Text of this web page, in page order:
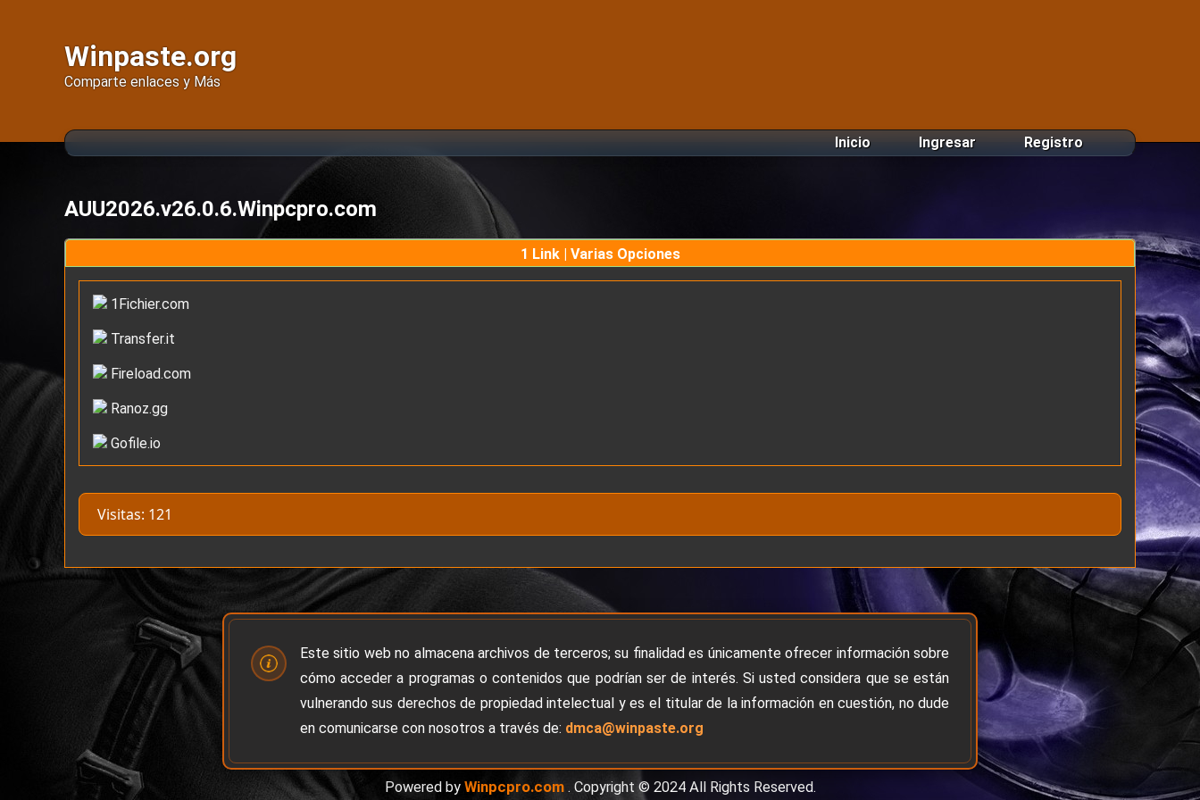
Winpaste.org
Comparte enlaces y Más
Inicio Ingresar Registro
AUU2026.v26.0.6.Winpcpro.com
1 Link | Varias Opciones
1Fichier.com
Transfer.it
Fireload.com
Ranoz.gg
Gofile.io
Visitas: 121
Este sitio web no almacena archivos de terceros; su finalidad es únicamente ofrecer información sobre
cómo acceder a programas o contenidos que podrían ser de interés. Si usted considera que se están
vulnerando sus derechos de propiedad intelectual y es el titular de la información en cuestión, no dude
en comunicarse con nosotros a través de: dmca@winpaste.org
Powered by Winpcpro.com . Copyright © 2024 All Rights Reserved.